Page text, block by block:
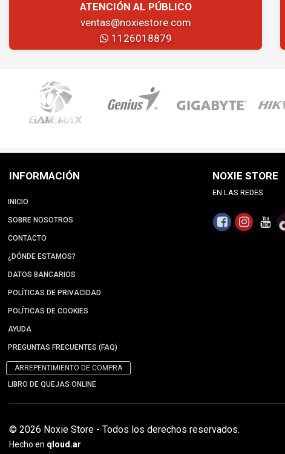
ATENCIÓN AL PÚBLICO
ventas@noxiestore.com
1126018879
INFORMACIÓN
INICIO
SOBRE NOSOTROS
CONTACTO
¿DÓNDE ESTAMOS?
DATOS BANCARIOS
POLÍTICAS DE PRIVACIDAD
POLÍTICAS DE COOKIES
AYUDA
PREGUNTAS FRECUENTES (FAQ)
ARREPENTIMIENTO DE COMPRA
LIBRO DE QUEJAS ONLINE
NOXIE STORE
EN LAS REDES
© 2026 Noxie Store - Todos los derechos reservados.
Hecho en qloud.ar